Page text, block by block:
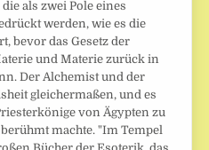
als zwei Pole eines
werden, wie es die
bevor das Gesetz der
und Materie zurück in
Der Alchemist und der
gleichermaßen, und es
von Ägypten zu
machte. "Im Tempel